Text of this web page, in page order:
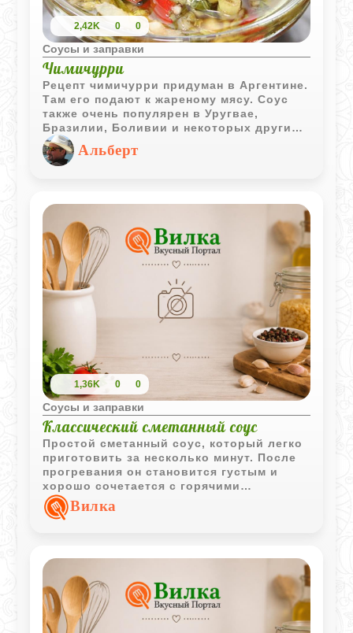
2,42K 0 0
Соусы и заправки
Чимичурри
Рецепт чимичурри придуман в Аргентине.
Там его подают к жареному мясу. Соус
также очень популярен в Уругвае,
Бразилии, Боливии и некоторых других
латиноамериканских странах.
Альберт
1,36K 0 0
Соусы и заправки
Классический сметанный соус
Простой сметанный соус, который легко
приготовить за несколько минут. После
прогревания он становится густым и
хорошо сочетается с горячими
овощными блюдами, котлетами и
домашними запеканками.
Вилка